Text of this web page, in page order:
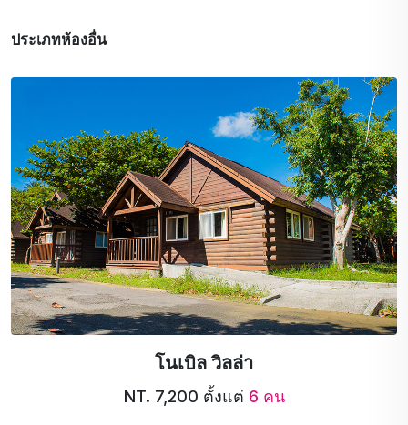
ประเภทห้องอื่น
โนเบิล วิลล่า
NT. 7,200 ตั้งแต่ 6 คน